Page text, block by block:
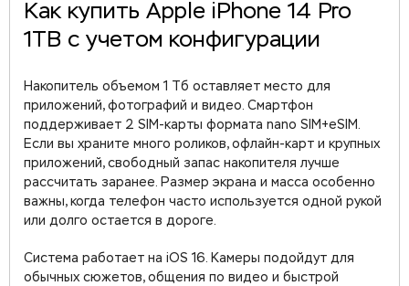
Как купить Apple iPhone 14 Pro
1TB с учетом конфигурации
Накопитель объемом 1 Тб оставляет место для
приложений, фотографий и видео. Смартфон
поддерживает 2 SIM-карты формата nano SIM+eSIM.
Если вы храните много роликов, офлайн-карт и крупных
приложений, свободный запас накопителя лучше
рассчитать заранее. Размер экрана и масса особенно
важны, когда телефон часто используется одной рукой
или долго остается в дороге.
Система работает на iOS 16. Камеры подойдут для
обычных сюжетов, общения по видео и быстрой